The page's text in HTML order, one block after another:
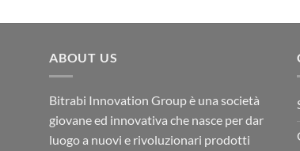
originaleattuale
ABOUT US
Bitrabi Innovation Group è una società
giovane ed innovativa che nasce per dar
luogo a nuovi e rivoluzionari prodotti